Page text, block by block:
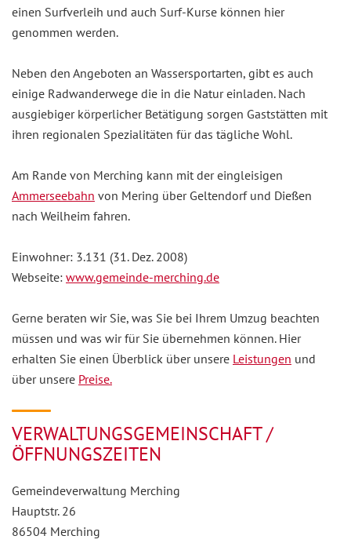
einen Surfverleih und auch Surf-Kurse können hier
genommen werden.
Neben den Angeboten an Wassersportarten, gibt es auch
einige Radwanderwege die in die Natur einladen. Nach
ausgiebiger körperlicher Betätigung sorgen Gaststätten mit
ihren regionalen Spezialitäten für das tägliche Wohl.
Am Rande von Merching kann mit der eingleisigen
Ammerseebahn von Mering über Geltendorf und Dießen
nach Weilheim fahren.
Einwohner: 3.131 (31. Dez. 2008)
Webseite: www.gemeinde-merching.de
Gerne beraten wir Sie, was Sie bei Ihrem Umzug beachten
müssen und was wir für Sie übernehmen können. Hier
erhalten Sie einen Überblick über unsere Leistungen und
über unsere Preise.
VERWALTUNGSGEMEINSCHAFT /
ÖFFNUNGSZEITEN
Gemeindeverwaltung Merching
Hauptstr. 26
86504 Merching